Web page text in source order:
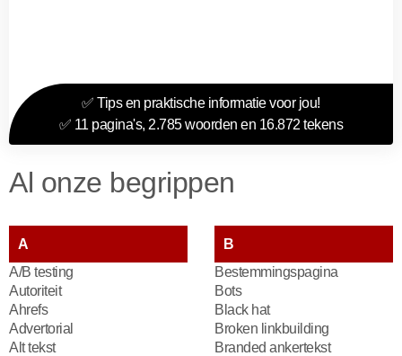
✅ Tips en praktische informatie voor jou!
✅ 11 pagina's, 2.785 woorden en 16.872 tekens
Al onze begrippen
A
A/B testing
Autoriteit
Ahrefs
Advertorial
Alt tekst
B
Bestemmingspagina
Bots
Black hat
Broken linkbuilding
Branded ankertekst